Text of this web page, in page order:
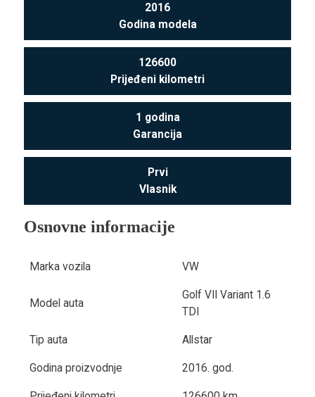
2016
Godina modela
126600
Prijeđeni kilometri
1 godina
Garancija
Prvi
Vlasnik
Osnovne informacije
Marka vozila VW
Model auta
Golf VII Variant 1.6
TDI
Tip auta Allstar
Godina proizvodnje 2016. god.